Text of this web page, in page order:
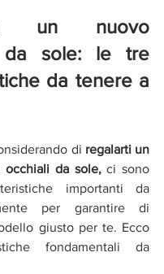
un nuovo
da sole: le tre
da tenere a
di regalarti un
occhiali da sole, ci sono
importanti da
per garantire di
giusto per te. Ecco
fondamentali da